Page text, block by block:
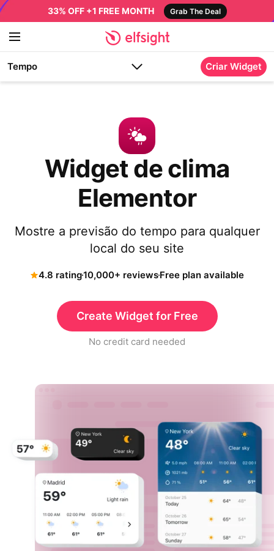
33% OFF +1 FREE MONTH Grab The Deal
Tempo Criar Widget
Widget de clima
Elementor
Mostre a previsão do tempo para qualquer
local do seu site
4.8 rating10,000+ reviewsFree plan available
Create Widget for Free
No credit card needed